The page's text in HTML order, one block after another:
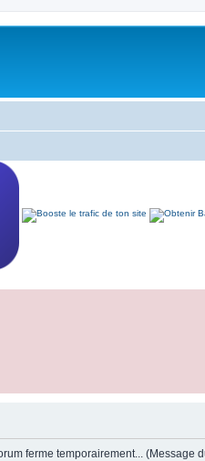
ferme temporairement... (Message